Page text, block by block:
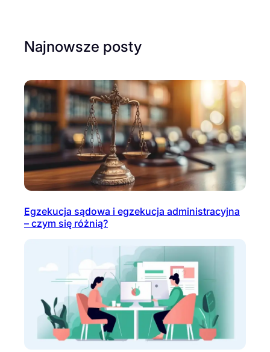
Najnowsze posty
Egzekucja sądowa i egzekucja administracyjna
– czym się różnią?